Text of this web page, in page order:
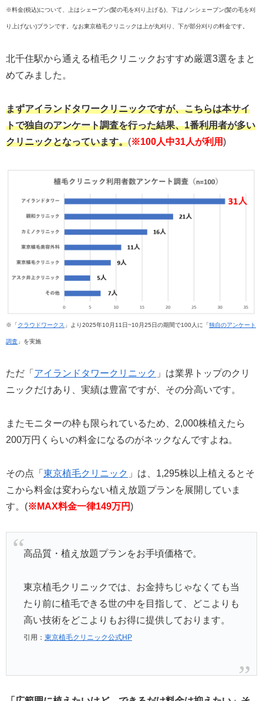
※料金(税込)について、上はシェーブン(髪の毛を刈り上げる)、下はノンシェーブン(髪の毛を刈
り上げない)プランです。なお東京植毛クリニックは上が丸刈り、下が部分刈りの料金です。
北千住駅から通える植毛クリニックおすすめ厳選3選をまと
めてみました。
まずアイランドタワークリニックですが、こちらは本サイ
トで独自のアンケート調査を行った結果、1番利用者が多い
クリニックとなっています。(※100人中31人が利用)
※「クラウドワークス 」より2025年10月11日~10月25日の期間で100人に「独自のアンケート
調査 」を実施
ただ「 アイランドタワークリニック 」は業界トップのクリ
ニックだけあり、実績は豊富ですが、その分高いです。
またモニターの枠も限られているため、2,000株植えたら
200万円くらいの料金になるのがネックなんですよね。
その点「 東京植毛クリニック 」は、1,295株以上植えるとそ
こから料金は変わらない植え放題プランを展開していま
す。(※MAX料金一律149万円)
高品質・植え放題プランをお手頃価格で。
東京植毛クリニックでは、お金持ちじゃなくても当
たり前に植毛できる世の中を目指して、どこよりも
高い技術をどこよりもお得に提供しております。
引用： 東京植毛クリニック公式HP